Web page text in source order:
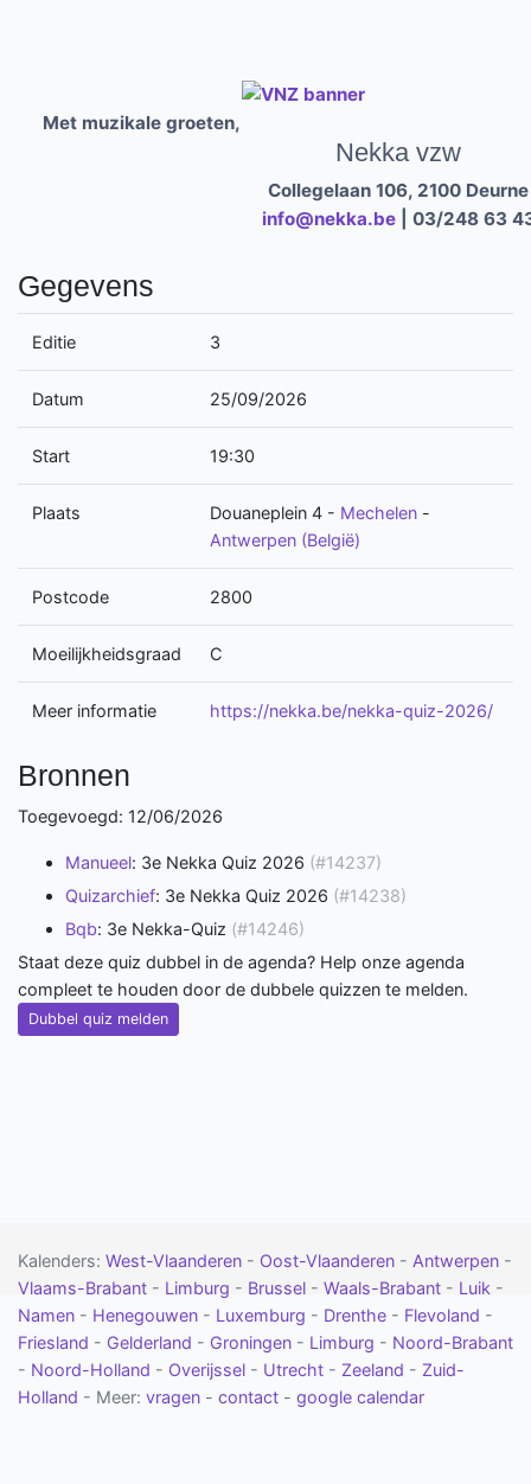
Met muzikale groeten,
Nekka vzw
Collegelaan 106, 2100 Deurne
info@nekka.be| 03/248 63
Gegevens
Editie 3
Datum 25/09/2026
Start 19:30
Plaats Douaneplein 4 - Mechelen -
Antwerpen (België)
Postcode 2800
Moeilijkheidsgraad C
Meer informatie https://nekka.be/nekka-quiz-2026/
Bronnen
Toegevoegd: 12/06/2026
Manueel: 3e Nekka Quiz 2026 (#14237)
Quizarchief: 3e Nekka Quiz 2026 (#14238)
Bqb: 3e Nekka-Quiz (#14246)
Staat deze quiz dubbel in de agenda? Help onze agenda
compleet te houden door de dubbele quizzen te melden.
Dubbel quiz melden
Kalenders: West-Vlaanderen - Oost-Vlaanderen - Antwerpen -
Vlaams-Brabant - Limburg - Brussel - Waals-Brabant - Luik -
Namen - Henegouwen - Luxemburg - Drenthe - Flevoland -
Friesland - Gelderland - Groningen - Limburg - Noord-Brabant
- Noord-Holland - Overijssel - Utrecht - Zeeland - Zuid-
Holland - Meer: vragen - contact - google calendar